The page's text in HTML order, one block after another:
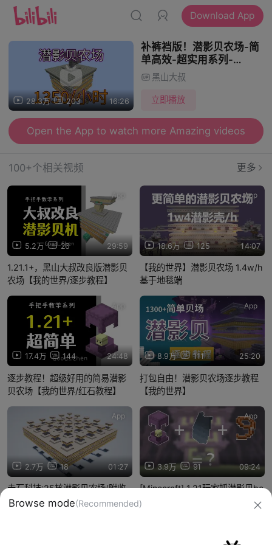
Download App
28.3万 203 16:26
补裤裆版！潜影贝农场-简
单高效-超实用系列-
Minecraft1.21.1+我的世界
黑山大叔
立即播放
Open the App to watch more Amazing videos
100+个相关视频 更多
5.2万 26 29:59
App
1.21.1+，黑山大叔改良版潜影贝
农场【我的世界/逐步教程】
18.6万 125 14:07
App
【我的世界】潜影贝农场 1.4w/h
基于地毯端
17.4万 144 24:48
逐步教程！超级好用的简易潜影
贝农场【我的世界/红石教程】
8.9万 111 25:20
App
打包自由！潜影贝农场逐步教程
【我的世界】
2.7万 18 01:27
App
赤石科技:25核潜影贝农场(附收
集)⚡潜影贝核裂变⚡
3.9万 91 09:24
App
[Minecraft] 1.21玩家抓潜影贝be
like:
Browse mode(Recommended)